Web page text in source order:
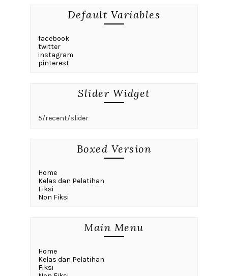
Default Variables
facebook
twitter
instagram
pinterest
Slider Widget
5/recent/slider
Boxed Version
Home
Kelas dan Pelatihan
Fiksi
Non Fiksi
Main Menu
Home
Kelas dan Pelatihan
Fiksi